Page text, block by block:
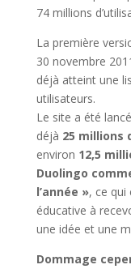
74 millions
La première
30 novembre
déjà atteint une
utilisateurs.
Le site a été
déjà 25 millions
environ 12,5
Duolingo
l’année », ce qui
éducative à
une idée et une
Dommage